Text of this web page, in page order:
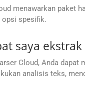
menawarkan paket
opsi spesifik.
saya
Cloud, Anda
analisis teks,